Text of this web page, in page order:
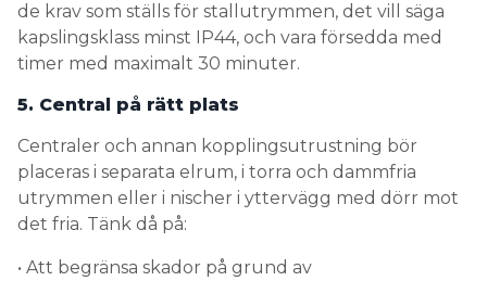
de krav som ställs för stallutrymmen, det vill säga
kapslingsklass minst IP44, och vara försedda med
timer med maximalt 30 minuter.
5. Central på rätt plats
Centraler och annan kopplingsutrustning bör
placeras i separata elrum, i torra och dammfria
utrymmen eller i nischer i yttervägg med dörr mot
det fria. Tänk då på:
• Att begränsa skador på grund av